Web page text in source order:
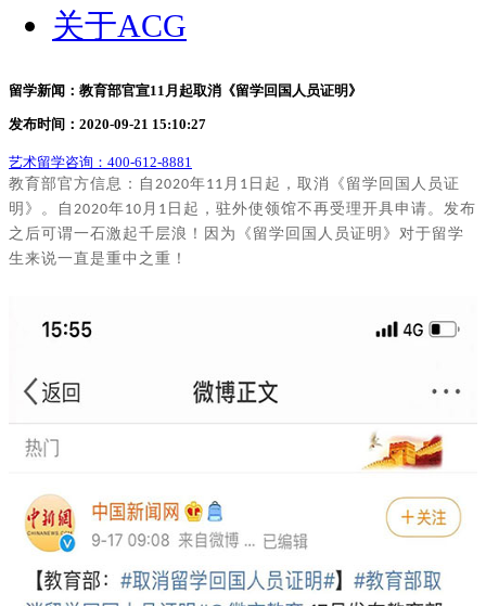
关于ACG
留学新闻：教育部官宣11月起取消《留学回国人员证明》
发布时间：2020-09-21 15:10:27
艺术留学咨询： 400-612-8881
教育部官方信息： 自 2020年11 月 1 日起，取消《留学回国人员证
明》。自 2020年10 月 1 日起，驻外使领馆不再受理开具申请。发布
之后可谓一石激起千层浪！因为《留学回国人员证明》对于留学
生来说一直是重中之重！